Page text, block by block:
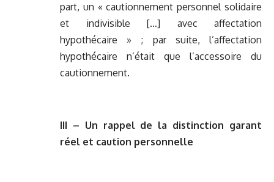
part, un « cautionnement personnel solidaire
et indivisible […] avec affectation
hypothécaire » ; par suite, l’affectation
hypothécaire n’était que l’accessoire du
cautionnement.
III – Un rappel de la distinction garant
réel et caution personnelle